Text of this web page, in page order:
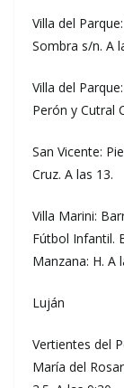
Villa del
Sombra s/n. A
Villa del
Perón y Cutral
San Vicente:
Cruz. A las 13.
Villa Marini:
Fútbol Infantil.
Manzana: H. A
Luján
Vertientes del
María del